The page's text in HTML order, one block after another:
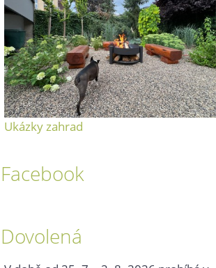
Ukázky zahrad
Facebook
Dovolená